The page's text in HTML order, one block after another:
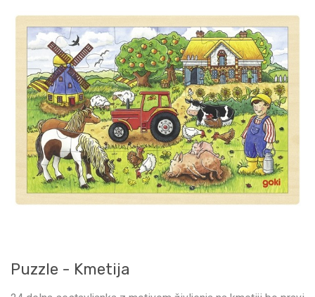
Puzzle - Kmetija